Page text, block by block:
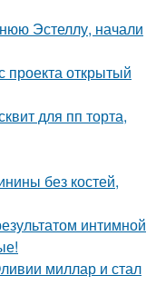
Эстеллу, начали
проекта открытый
для пп торта,
без костей,
интимной
миллар и стал